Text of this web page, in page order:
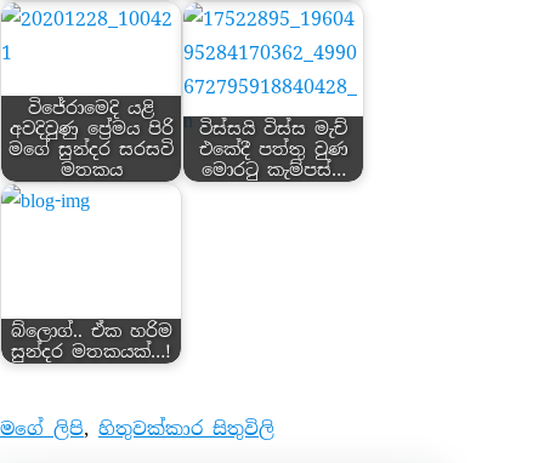
විජේරාමෙදි යළි
අවදිවුණු ප්‍රේමය පිරි
මගේ සුන්දර සරසවි
මතකය
විස්සයි විස්ස මැච්
එකේදී පත්තු වුණ
මොරටු කැම්පස්…
බ්ලොග්.. ඒක හරිම
සුන්දර මතකයක්…!
මගේ ලිපි, හිතුවක්කාර සිතුවිලි